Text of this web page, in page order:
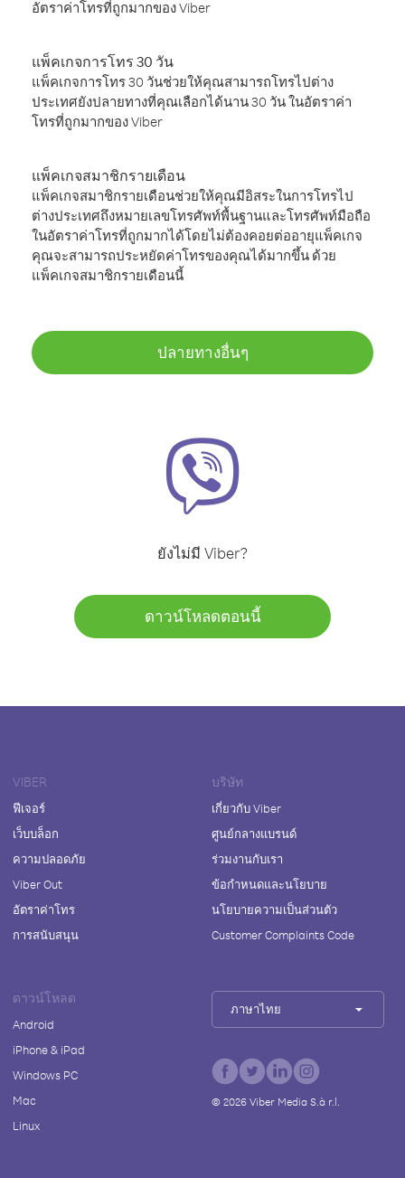
อัตราค่าโทรที่ถูกมากของ Viber
แพ็คเกจการโทร 30 วัน
แพ็คเกจการโทร 30 วันช่วยให้คุณสามารถโทรไปต่าง
ประเทศยังปลายทางที่คุณเลือกได้นาน 30 วัน ในอัตราค่า
โทรที่ถูกมากของ Viber
แพ็คเกจสมาชิกรายเดือน
แพ็คเกจสมาชิกรายเดือนช่วยให้คุณมีอิสระในการโทรไป
ต่างประเทศถึงหมายเลขโทรศัพท์พื้นฐานและโทรศัพท์มือถือ
ในอัตราค่าโทรที่ถูกมากได้โดยไม่ต้องคอยต่ออายุแพ็คเกจ
คุณจะสามารถประหยัดค่าโทรของคุณได้มากขึ้น ด้วย
แพ็คเกจสมาชิกรายเดือนนี้
ปลายทางอื่นๆ
ยังไม่มี Viber?
ดาวน์โหลดตอนนี้
VIBER
ฟีเจอร์
เว็บบล็อก
ความปลอดภัย
Viber Out
อัตราค่าโทร
การสนับสนุน
บริษัท
เกี่ยวกับ Viber
ศูนย์กลางแบรนด์
ร่วมงานกับเรา
ข้อกำหนดและนโยบาย
นโยบายความเป็นส่วนตัว
Customer Complaints Code
ดาวน์โหลด
Android
iPhone & iPad
Windows PC
Mac
Linux
ภาษาไทย
© 2026Viber Media S.à r.l.